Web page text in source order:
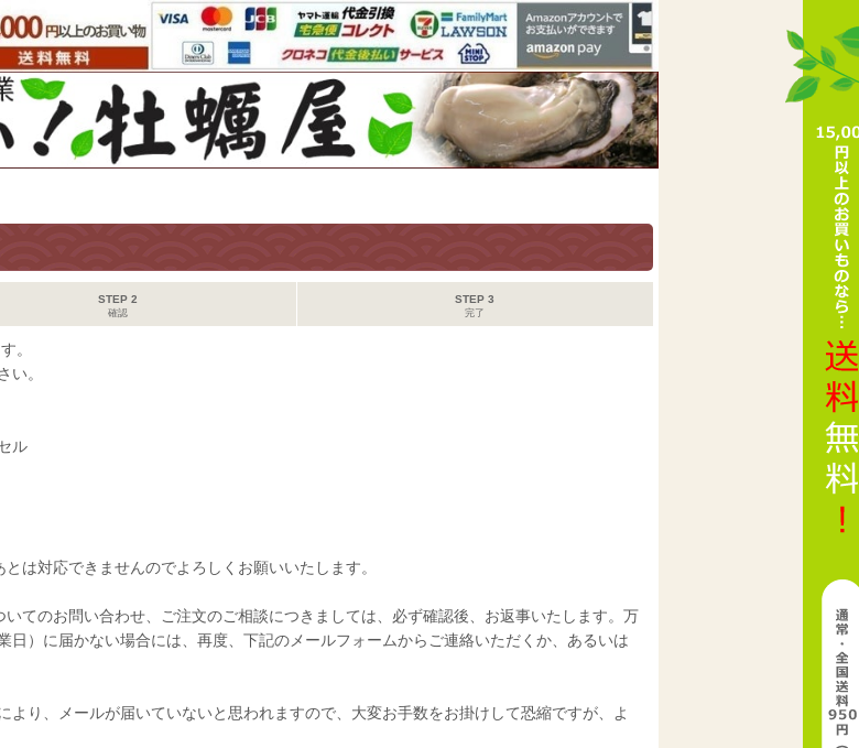
STEP 2
確認
STEP 3
完了
。
い。
ル
対応できませんのでよろしくお願いいたします。
てのお問い合わせ、ご注文のご相談につきましては、必ず確認後、お返事いたします。万
）に届かない場合には、再度、下記のメールフォームからご連絡いただくか、あるいは
り、メールが届いていないと思われますので、大変お手数をお掛けして恐縮ですが、よ